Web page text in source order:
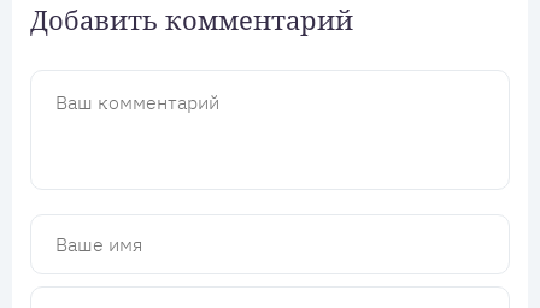
Добавить комментарий